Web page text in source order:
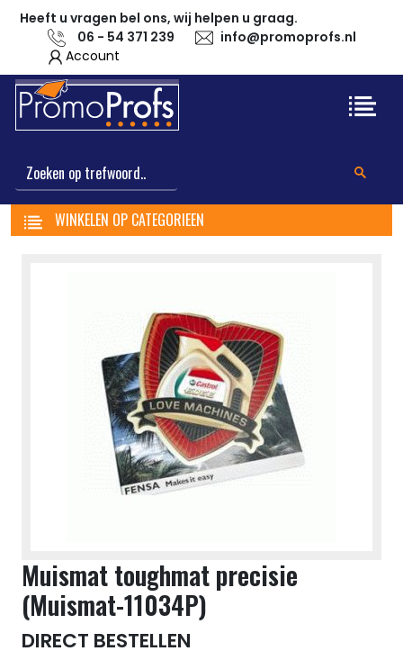
Heeft u vragen bel ons, wij helpen u graag.
06 - 54 371 239
info@promoprofs.nl
Account
WINKELEN OP CATEGORIEEN
Muismat toughmat precisie
(Muismat-11034P)
DIRECT BESTELLEN